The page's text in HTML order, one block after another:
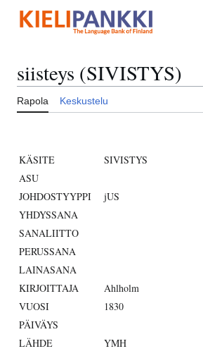
sisältöön
siisteys (SIVISTYS)
Rapola Keskustelu
KÄSITE
SIVISTYS
ASU
JOHDOSTYYPPI
jUS
YHDYSSANA
SANALIITTO
PERUSSANA
LAINASANA
KIRJOITTAJA
Ahlholm
VUOSI
1830
PÄIVÄYS
LÄHDE
YMH